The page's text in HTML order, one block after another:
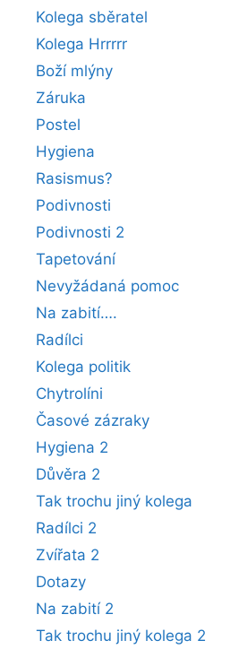
Kolega sběratel
Kolega Hrrrrr
Boží mlýny
Záruka
Postel
Hygiena
Rasismus?
Podivnosti
Podivnosti 2
Tapetování
Nevyžádaná pomoc
Na zabití….
Radílci
Kolega politik
Chytrolíni
Časové zázraky
Hygiena 2
Důvěra 2
Tak trochu jiný kolega
Radílci 2
Zvířata 2
Dotazy
Na zabití 2
Tak trochu jiný kolega 2